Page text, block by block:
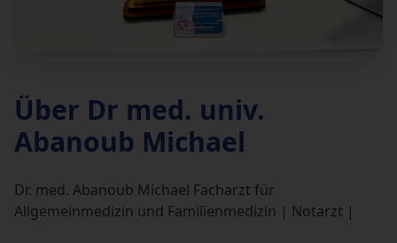
Über Dr med. univ.
Abanoub Michael
Dr. med. Abanoub Michael Facharzt für
Allgemeinmedizin und Familienmedizin | Notarzt |